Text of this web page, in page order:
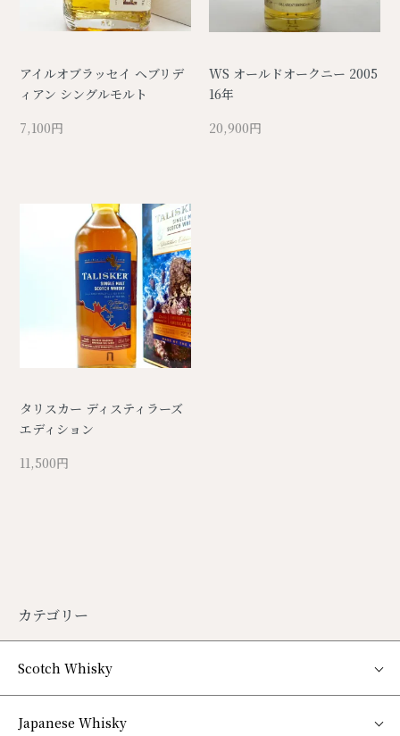
アイルオブラッセイ ヘブリデ
ィアン シングルモルト
7,100円
WS オールドオークニー 2005
16年
20,900円
タリスカー ディスティラーズ
エディション
11,500円
カテゴリー
Scotch Whisky
Japanese Whisky